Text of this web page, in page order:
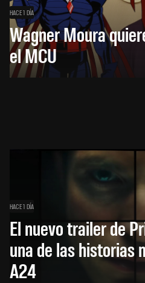
HACE 1 DÍA
Wagner Moura
el MCU
HACE 1 DÍA
El nuevo trailer de
una de las historias
A24